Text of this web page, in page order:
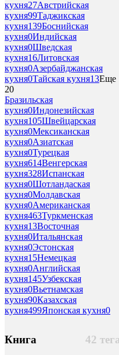
кухня27Австрийская
кухня99Таджикская
кухня139Боснийская
кухня0Индийская
кухня0Шведская
кухня16Литовская
кухня0Азербайджанская
кухня0Тайская кухня13Еще
20
Бразильская
кухня0Индонезийская
кухня105Швейцарская
кухня0Мексиканская
кухня0Азиатская
кухня0Турецкая
кухня614Венгерская
кухня328Испанская
кухня0Шотландаская
кухня0Молдавская
кухня0Американская
кухня463Туркменская
кухня13Восточная
кухня0Итальянская
кухня0Эстонская
кухня15Немецкая
кухня0Английская
кухня145Узбекская
кухня0Вьетнамская
кухня90Казахская
кухня499Японская кухня0
42 тега
Книга